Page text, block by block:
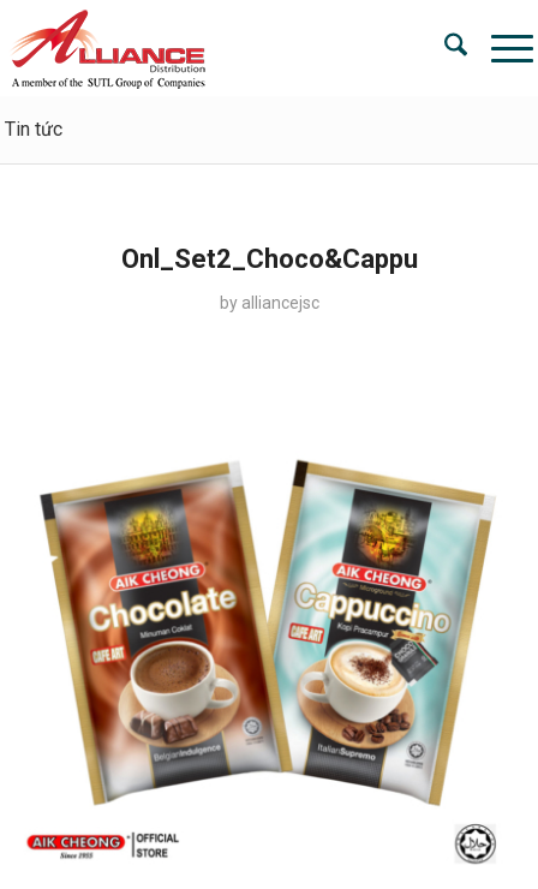
Tin tức
Onl_Set2_Choco&Cappu
by alliancejsc